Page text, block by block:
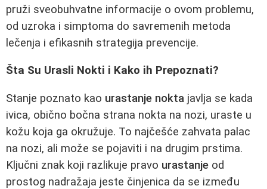
pruži sveobuhvatne informacije o ovom problemu,
od uzroka i simptoma do savremenih metoda
lečenja i efikasnih strategija prevencije.
Šta Su Urasli Nokti i Kako ih Prepoznati?
Stanje poznato kao urastanje nokta javlja se kada
ivica, obično bočna strana nokta na nozi, uraste u
kožu koja ga okružuje. To najčešće zahvata palac
na nozi, ali može se pojaviti i na drugim prstima.
Ključni znak koji razlikuje pravo urastanje od
prostog nadražaja jeste činjenica da se između